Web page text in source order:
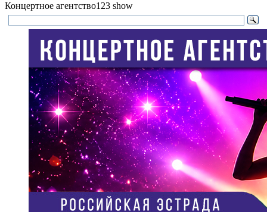
Концертное агентство123 show